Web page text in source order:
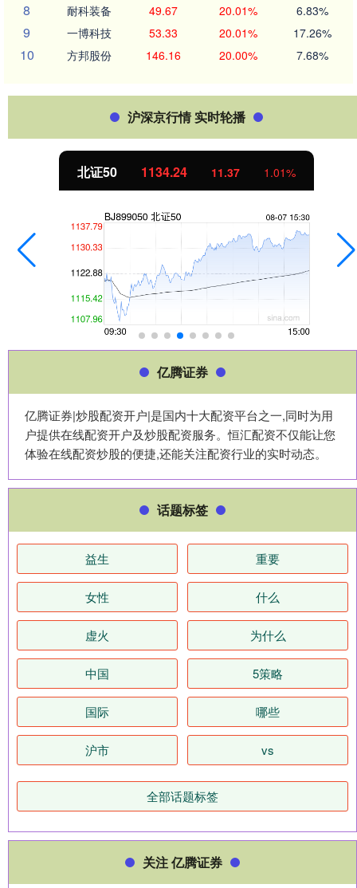
8 耐科装备 49.67 20.01% 6.83%
9 一博科技 53.33 20.01% 17.26%
10 方邦股份 146.16 20.00% 7.68%
沪深京行情 实时轮播
北证50 1134.24 11.37 1.01%
亿腾证券
亿腾证券|炒股配资开户|是国内十大配资平台之一,同时为用
户提供在线配资开户及炒股配资服务。恒汇配资不仅能让您
体验在线配资炒股的便捷,还能关注配资行业的实时动态。
话题标签
益生 重要
女性 什么
虚火 为什么
中国 5策略
国际 哪些
沪市 vs
全部话题标签
关注 亿腾证券